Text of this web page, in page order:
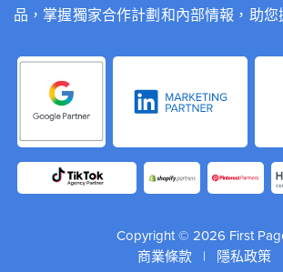
品，掌握獨家合作計劃和內部情報，助您
Copyright © 2026 First
商業條款
| 隱私政策